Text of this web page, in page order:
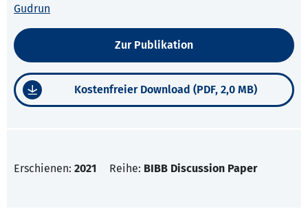
Gudrun
Zur Publikation
Kostenfreier Download (PDF, 2,0 MB)
Erschienen: 2021 Reihe: BIBB Discussion Paper